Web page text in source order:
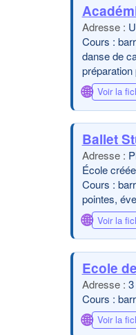
Cours :
danse de
🌐 Voir la
Ballet
École
Cours :
pointes,
🌐 Voir la
Ecole
Cours :
🌐 Voir la